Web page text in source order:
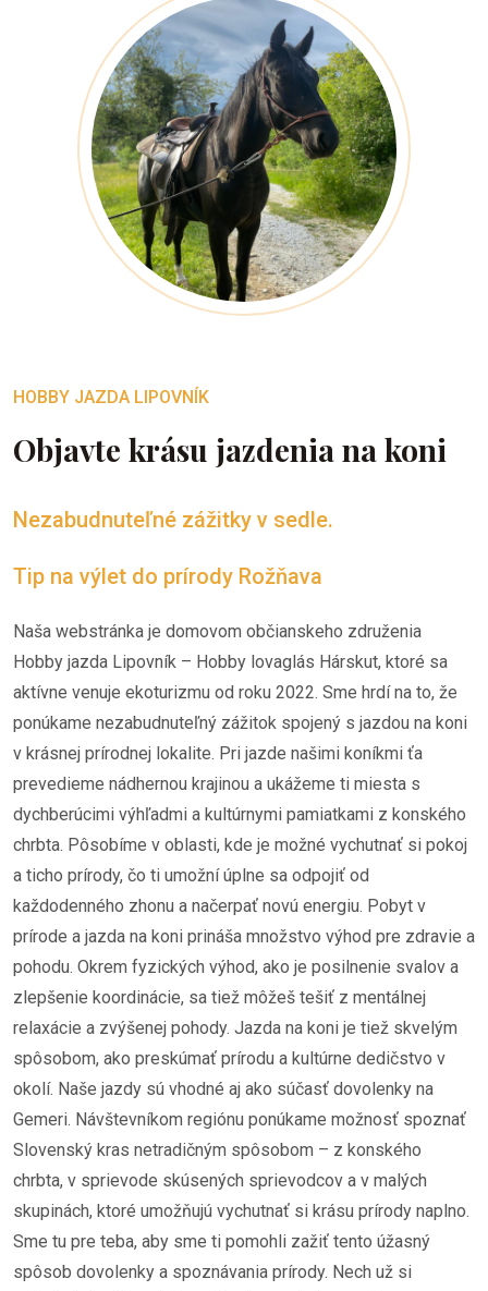
HOBBY JAZDA LIPOVNÍK
Objavte krásu jazdenia na koni
Nezabudnuteľné zážitky v sedle.
Tip na výlet do prírody Rožňava
Naša webstránka je domovom občianskeho združenia
Hobby jazda Lipovník – Hobby lovaglás Hárskut, ktoré sa
aktívne venuje ekoturizmu od roku 2022. Sme hrdí na to, že
ponúkame nezabudnuteľný zážitok spojený s jazdou na koni
v krásnej prírodnej lokalite. Pri jazde našimi koníkmi ťa
prevedieme nádhernou krajinou a ukážeme ti miesta s
dychberúcimi výhľadmi a kultúrnymi pamiatkami z konského
chrbta. Pôsobíme v oblasti, kde je možné vychutnať si pokoj
a ticho prírody, čo ti umožní úplne sa odpojiť od
každodenného zhonu a načerpať novú energiu. Pobyt v
prírode a jazda na koni prináša množstvo výhod pre zdravie a
pohodu. Okrem fyzických výhod, ako je posilnenie svalov a
zlepšenie koordinácie, sa tiež môžeš tešiť z mentálnej
relaxácie a zvýšenej pohody. Jazda na koni je tiež skvelým
spôsobom, ako preskúmať prírodu a kultúrne dedičstvo v
okolí. Naše jazdy sú vhodné aj ako súčasť dovolenky na
Gemeri. Návštevníkom regiónu ponúkame možnosť spoznať
Slovenský kras netradičným spôsobom – z konského
chrbta, v sprievode skúsených sprievodcov a v malých
skupinách, ktoré umožňujú vychutnať si krásu prírody naplno.
Sme tu pre teba, aby sme ti pomohli zažiť tento úžasný
spôsob dovolenky a spoznávania prírody. Nech už si